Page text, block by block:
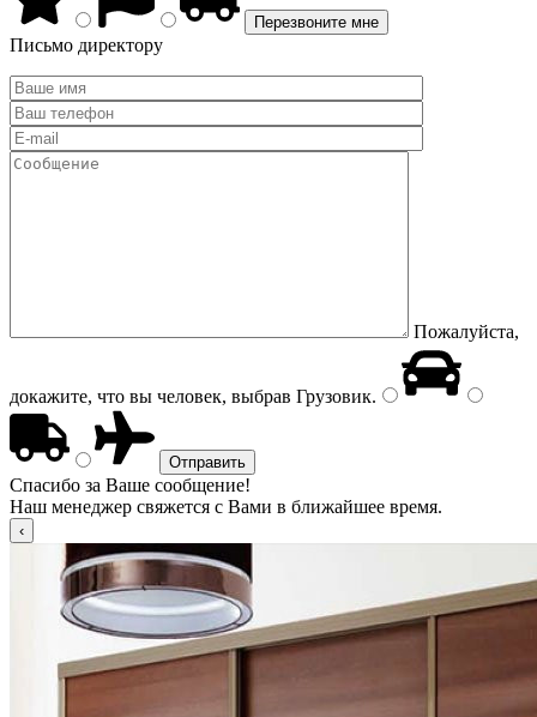
Письмо директору
Пожалуйста,
докажите, что вы человек, выбрав Грузовик.
Спасибо за Ваше сообщение!
Наш менеджер свяжется с Вами в ближайшее время.